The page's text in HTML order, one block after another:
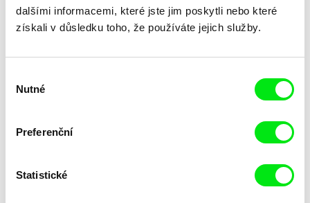
dalšími informacemi, které jste jim poskytli nebo které
získali v důsledku toho, že používáte jejich služby.
souhlasu
Nutné
Preferenční
Statistické
Pomněnka
Ru Kuwahata, Max Porter